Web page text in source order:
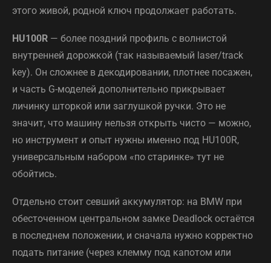
этого живой, родной ключ продолжает работать.
HU100R — более поздний профиль с волнистой
внутренней дорожкой (так называемый laser/track
key). Он сложнее в декодировании, плотнее посажен,
и часть G-моделей дополнительно прикрывает
личинку шторкой или заглушкой ручки. Это не
значит, что машину нельзя открыть чисто — можно,
но инструмент и опыт нужны именно под HU100R,
универсальным набором «по старинке» тут не
обойтись.
Отдельно стоит севший аккумулятор: на BMW при
обесточенном центральном замке Deadlock остаётся
в последнем положении, и сначала нужно корректно
подать питание (через клемму под капотом или